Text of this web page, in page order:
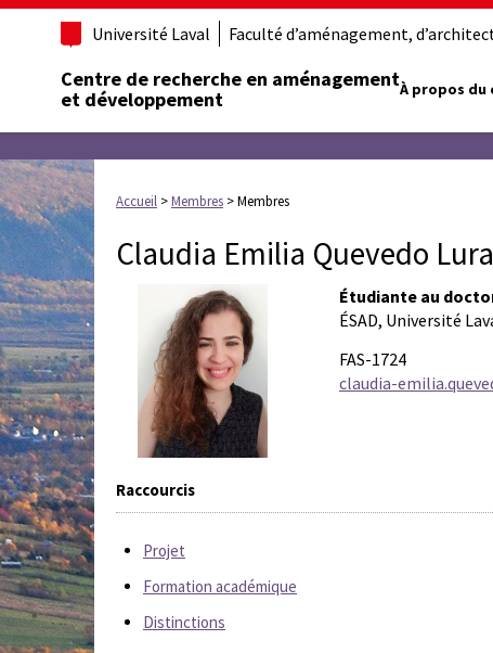
Université Laval Faculté d’aménagement,
Centre de recherche en aménagement
et développement
À propos du
Accueil >Membres >Membres
Claudia Emilia Quevedo
Étudiante au
ÉSAD, Université
FAS-1724
claudia-
Raccourcis
Projet
Formation académique
Distinctions